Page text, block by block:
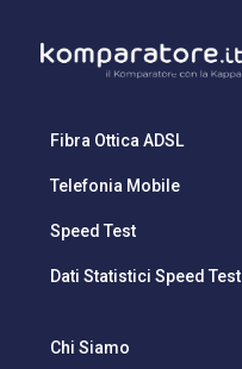
Fibra Ottica ADSL
Telefonia Mobile
Speed Test
Dati Statistici Speed Test
Chi Siamo